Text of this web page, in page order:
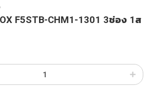
F5STB-CHM1-1301 3ช่อง 1ส